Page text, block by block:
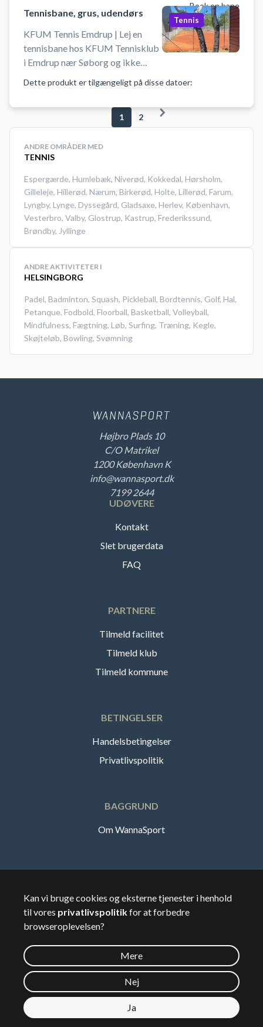
Book en bane
Tennisbane, grus, udendørs
KFUM Tennis Emdrup | Lej en
tennisbane hos KFUM Tennisklub
i Emdrup nær Søborg og ikke
tennisbanen og spil tennis på
udendørs baner tæt ved
København. Husk selv at
Tennis
Dette produkt er tilgængeligt på disse datoer:
1 2
ANDRE OMRÅDER MED
TENNIS
Espergærde, Humlebæk, Niverød, Kokkedal, Hørsholm,
Gilleleje, Hillerød, Nærum, Birkerød, Holte, Lillerød, Farum,
Lyngby, Lynge, Dyssegård, Gladsaxe, Herlev, København,
Vesterbro, Valby, Glostrup, Kastrup, Frederikssund,
Brøndby, Jyllinge
ANDRE AKTIVITETER I
HELSINGBORG
Padel, Badminton, Squash, Pickleball, Bordtennis, Golf, Hal,
Petanque, Fodbold, Floorball, Basketball, Volleyball,
Mindfulness, Fægtning, Løb, Surfing, Træning, Kegle,
Skøjteløb, Bowling, Svømning
Højbro Plads 10
C/O Matrikel
1200 København K
info@wannasport.dk
7199 2644
UDØVERE
Kontakt
Slet brugerdata
FAQ
PARTNERE
Tilmeld facilitet
Tilmeld klub
Tilmeld kommune
BETINGELSER
Handelsbetingelser
Privatlivspolitik
BAGGRUND
Om WannaSport
🇩🇰Danmark
©2026Wannasport.dk
Privatdata
Kan vi bruge cookies og eksterne tjenester i henhold
til vores privatlivspolitikfor at forbedre
browseroplevelsen?
Mere
Nej
Ja